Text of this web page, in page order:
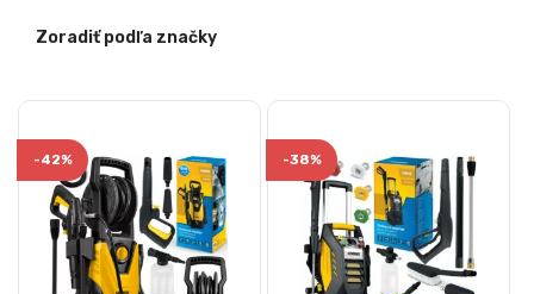
Zoradiť podľa značky
-42% -38%